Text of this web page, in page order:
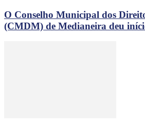
O Conselho Municipal dos
(CMDM) de Medianeira deu